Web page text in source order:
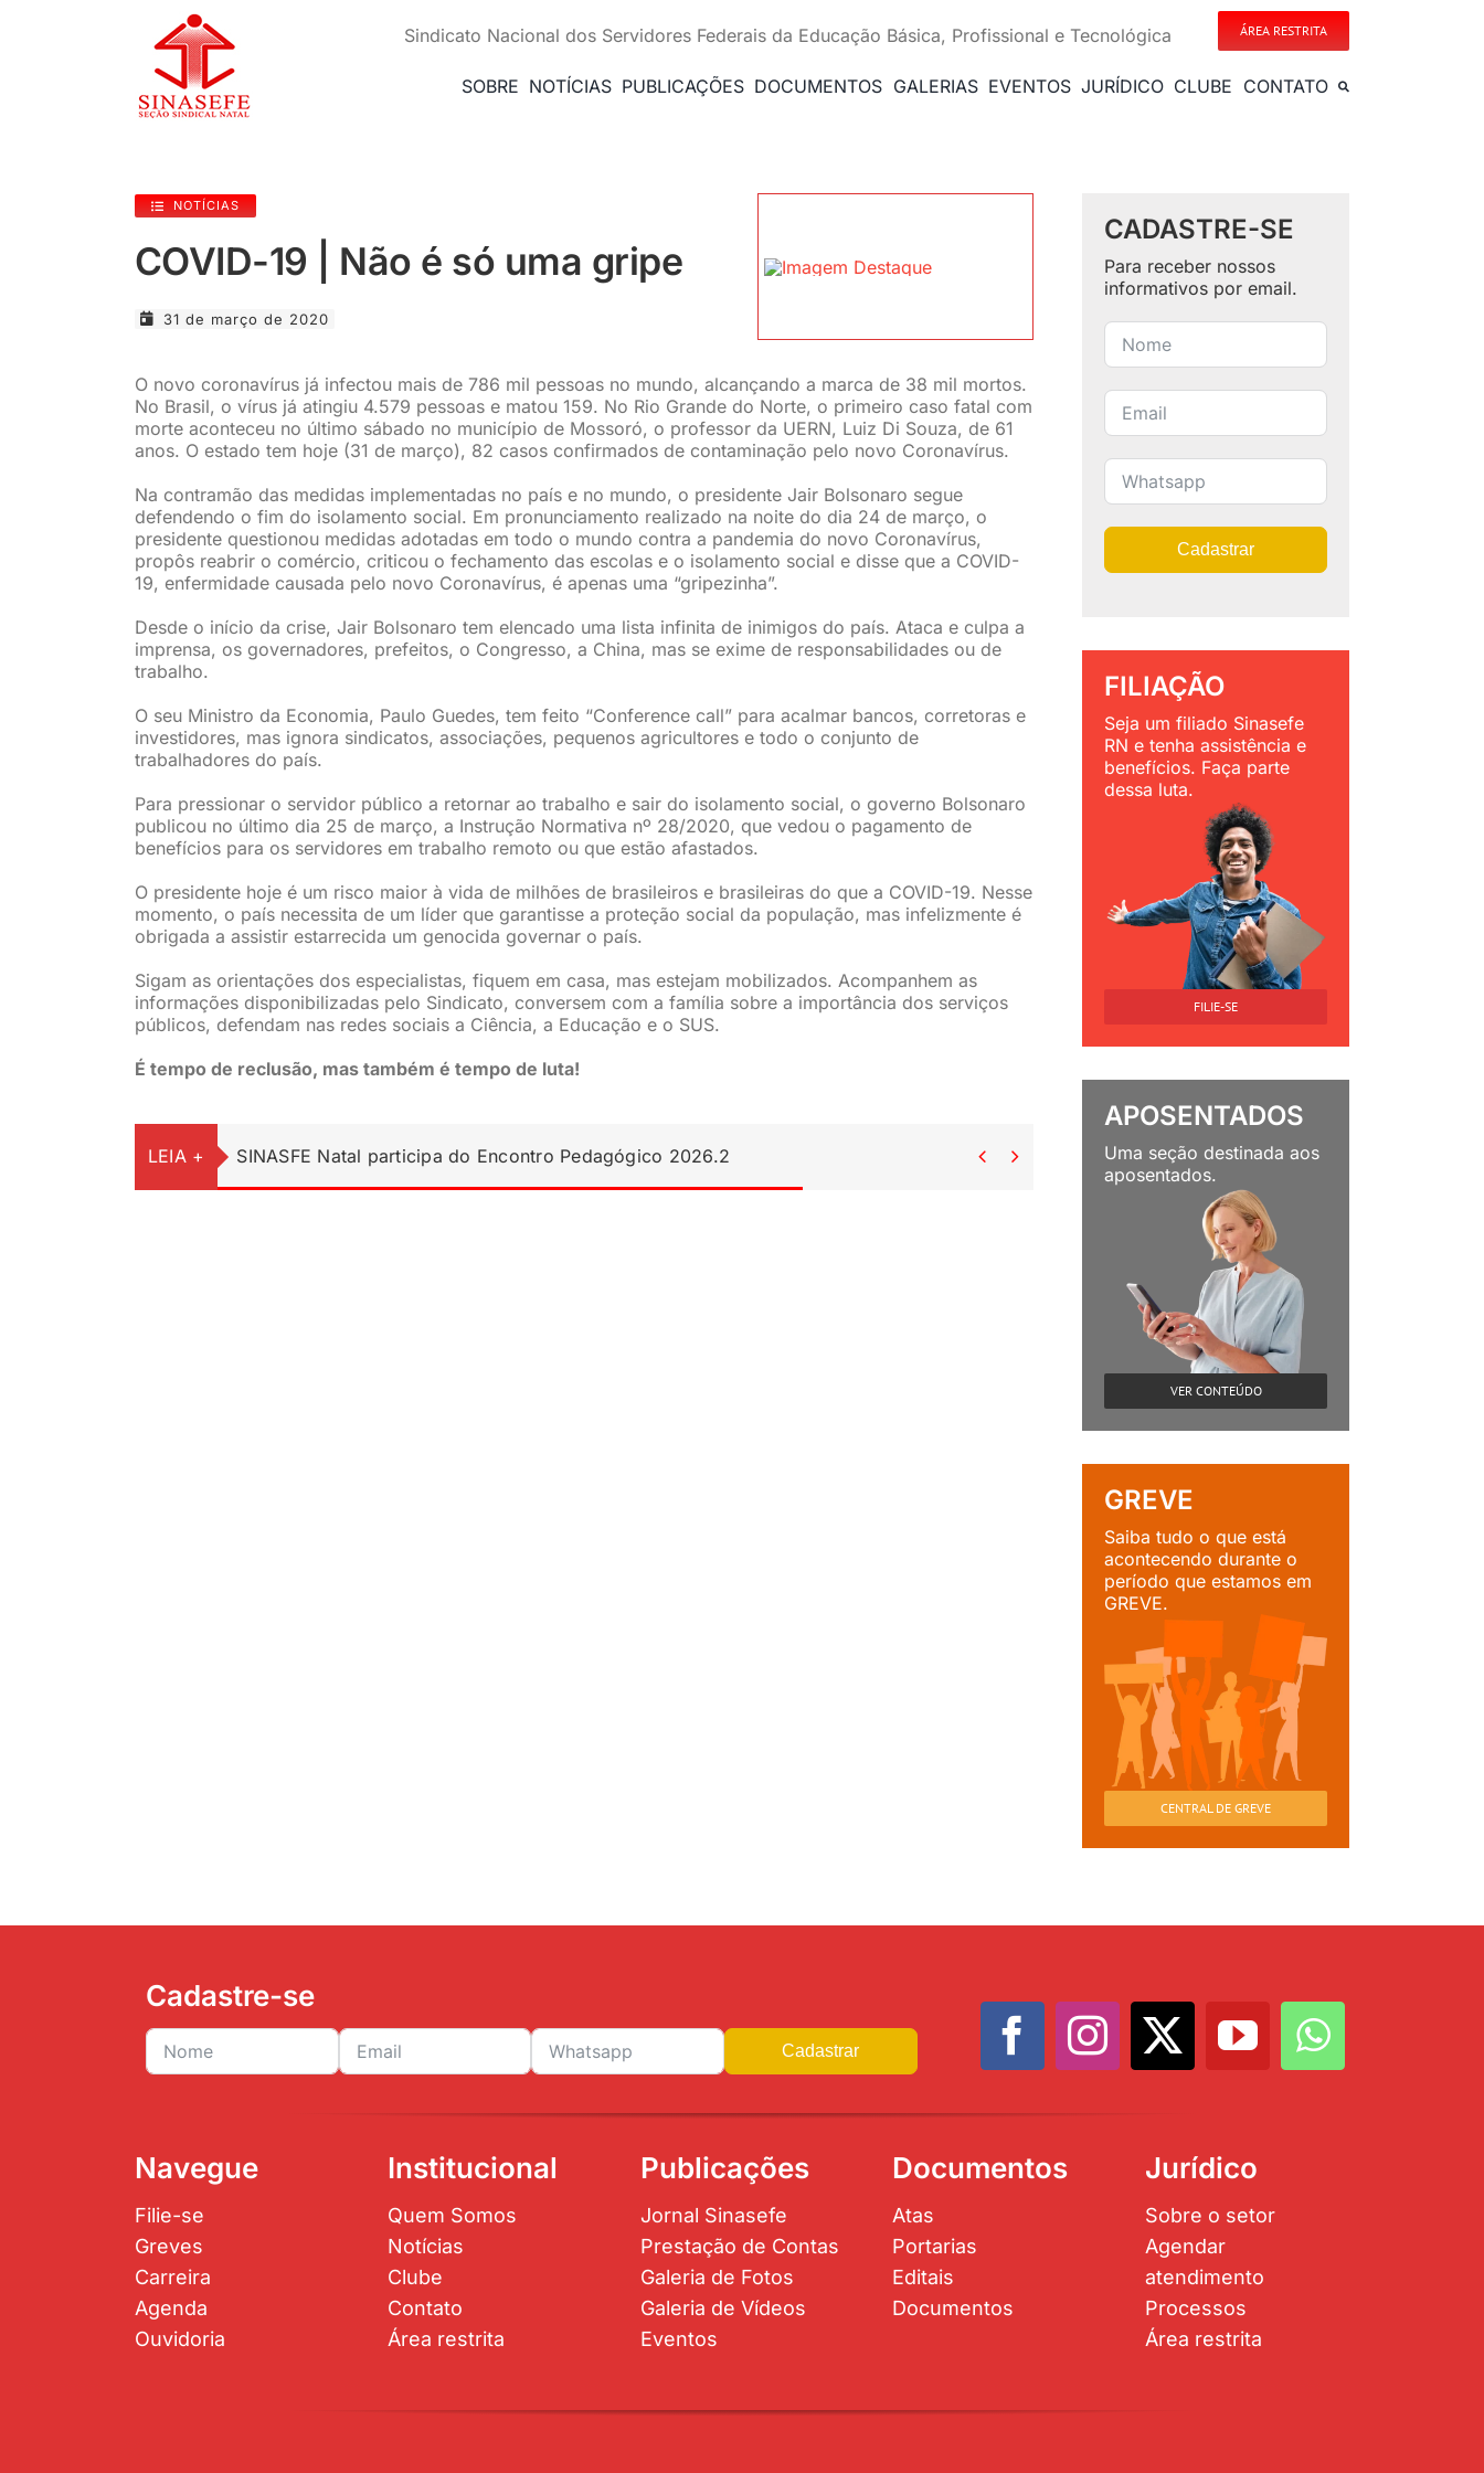
Sindicato Nacional dos Servidores Federais da Educação Básica, Profissional e Tecnológica ÁREA RESTRITA
SOBRE NOTÍCIAS PUBLICAÇÕES DOCUMENTOS GALERIAS EVENTOS JURÍDICO CLUBE CONTATO
NOTÍCIAS
COVID-19 | Não é só uma gripe
31 de março de 2020
O novo coronavírus já infectou mais de 786 mil pessoas no mundo, alcançando a marca de 38 mil mortos.
No Brasil, o vírus já atingiu 4.579 pessoas e matou 159. No Rio Grande do Norte, o primeiro caso fatal com
morte aconteceu no último sábado no município de Mossoró, o professor da UERN, Luiz Di Souza, de 61
anos. O estado tem hoje (31 de março), 82 casos confirmados de contaminação pelo novo Coronavírus.
Na contramão das medidas implementadas no país e no mundo, o presidente Jair Bolsonaro segue
defendendo o fim do isolamento social. Em pronunciamento realizado na noite do dia 24 de março, o
presidente questionou medidas adotadas em todo o mundo contra a pandemia do novo Coronavírus,
propôs reabrir o comércio, criticou o fechamento das escolas e o isolamento social e disse que a COVID-
19, enfermidade causada pelo novo Coronavírus, é apenas uma “gripezinha”.
Desde o início da crise, Jair Bolsonaro tem elencado uma lista infinita de inimigos do país. Ataca e culpa a
imprensa, os governadores, prefeitos, o Congresso, a China, mas se exime de responsabilidades ou de
trabalho.
O seu Ministro da Economia, Paulo Guedes, tem feito “Conference call” para acalmar bancos, corretoras e
investidores, mas ignora sindicatos, associações, pequenos agricultores e todo o conjunto de
trabalhadores do país.
Para pressionar o servidor público a retornar ao trabalho e sair do isolamento social, o governo Bolsonaro
publicou no último dia 25 de março, a Instrução Normativa nº 28/2020, que vedou o pagamento de
benefícios para os servidores em trabalho remoto ou que estão afastados.
O presidente hoje é um risco maior à vida de milhões de brasileiros e brasileiras do que a COVID-19. Nesse
momento, o país necessita de um líder que garantisse a proteção social da população, mas infelizmente é
obrigada a assistir estarrecida um genocida governar o país.
Sigam as orientações dos especialistas, fiquem em casa, mas estejam mobilizados. Acompanhem as
informações disponibilizadas pelo Sindicato, conversem com a família sobre a importância dos serviços
públicos, defendam nas redes sociais a Ciência, a Educação e o SUS.
É tempo de reclusão, mas também é tempo de luta!
LEIA + SINASFE Natal participa do Encontro Pedagógico 2026.2  
CADASTRE-SE
Para receber nossos
informativos por email.
Cadastrar
FILIAÇÃO
Seja um filiado Sinasefe
RN e tenha assistência e
benefícios. Faça parte
dessa luta.
FILIE-SE
APOSENTADOS
Uma seção destinada aos
aposentados.
VER CONTEÚDO
GREVE
Saiba tudo o que está
acontecendo durante o
período que estamos em
GREVE.
CENTRAL DE GREVE
Cadastre-se
Cadastrar
Navegue
Filie-se
Greves
Carreira
Agenda
Ouvidoria
Institucional
Quem Somos
Notícias
Clube
Contato
Área restrita
Publicações
Jornal Sinasefe
Prestação de Contas
Galeria de Fotos
Galeria de Vídeos
Eventos
Documentos
Atas
Portarias
Editais
Documentos
Jurídico
Sobre o setor
Agendar
atendimento
Processos
Área restrita